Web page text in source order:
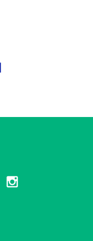
youtube